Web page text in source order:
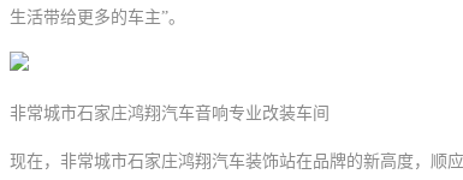
生活带给更多的车主”。
非常城市石家庄鸿翔汽车音响专业改装车间
现在，非常城市石家庄鸿翔汽车装饰站在品牌的新高度，顺